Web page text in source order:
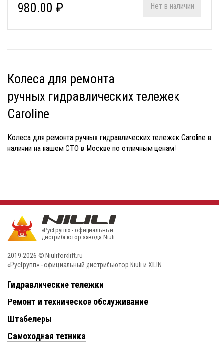
980.00 ₽ Нет в наличии
Колеса для ремонта
ручных гидравлических тележек
Caroline
Колеса для ремонта ручных гидравлических тележек Caroline в
наличии на нашем СТО в Москве по отличным ценам!
«РусГрупп» - официальный
диcтрибьютор завода Niuli
2019-2026 © Niuliforklift.ru
«РусГрупп» - официальный диcтрибьютор Niuli и XILIN
Гидравлические тележки
Ремонт и техническое обслуживание
Штабелеры
Самоходная техника